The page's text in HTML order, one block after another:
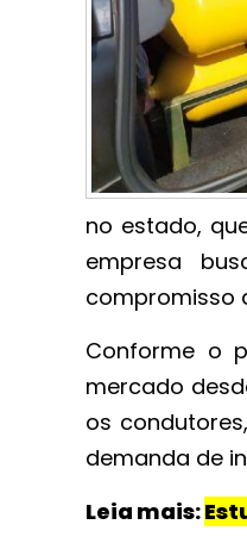
no estado,
empresa
compromisso
Conforme o
mercado
os
demanda de
Leia mais: